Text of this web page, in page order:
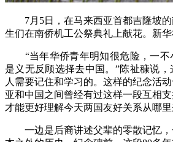
7月5日，在马来西亚首都吉隆坡的
生们在南侨机工公祭典礼上献花。新
“当年华侨青年明知很危险，一不
是义无反顾选择去中国。”陈祉穅说
人需要记住和学习的。这样的纪念活
亚和中国之间曾经有过这样一段互相
才能更好理解今天两国友好关系从哪里
一边是后裔讲述父辈的零散记忆，